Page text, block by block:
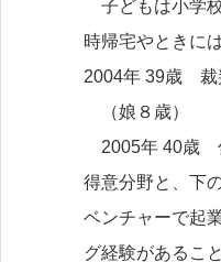
子どもは小学
時帰宅やときに
2004年 39歳 裁
（娘８歳）
2005年 40歳
得意分野と、下
ベンチャーで起
グ経験があるこ